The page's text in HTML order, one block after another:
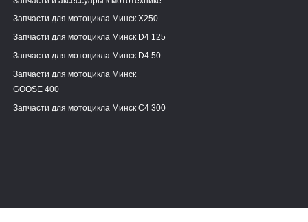
Запчасти для мотоцикла Минск X250
Запчасти для мотоцикла Минск D4 125
Запчасти для мотоцикла Минск D4 50
Запчасти для мотоцикла Минск
GOOSE 400
Запчасти для мотоцикла Минск C4 300